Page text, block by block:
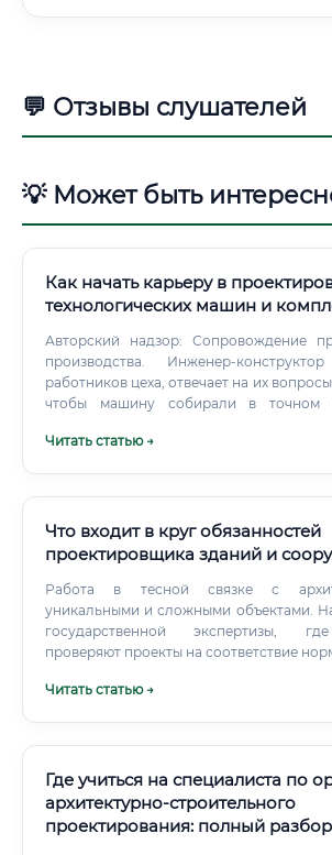
💬 Отзывы слушателей
💡 Может быть
Как начать карьеру в
технологических машин и
Авторский надзор: Сопровождение
производства. Инженер-
работников цеха, отвечает на их
чтобы машину собирали в точном
Читать статью →
Что входит в круг обязанностей
проектировщика зданий и
Работа в тесной связке с
уникальными и сложными объектами.
государственной экспертизы,
проверяют проекты на соответствие
Читать статью →
Где учиться на специалиста по
архитектурно-строительного
проектирования: полный